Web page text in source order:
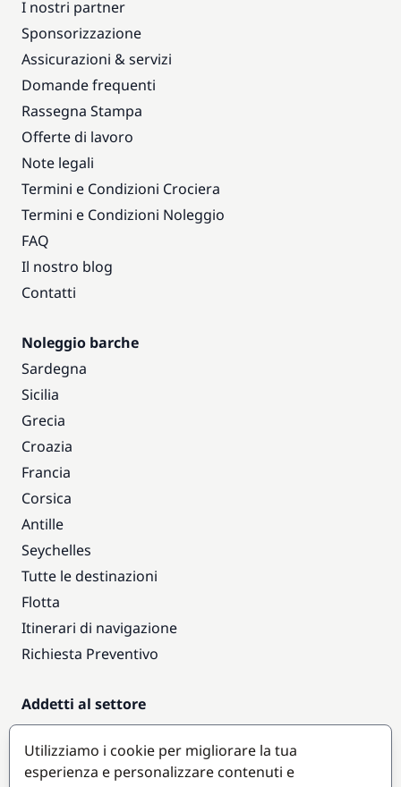
I nostri partner
Sponsorizzazione
Assicurazioni & servizi
Domande frequenti
Rassegna Stampa
Offerte di lavoro
Note legali
Termini e Condizioni Crociera
Termini e Condizioni Noleggio
FAQ
Il nostro blog
Contatti
Noleggio barche
Sardegna
Sicilia
Grecia
Croazia
Francia
Corsica
Antille
Seychelles
Tutte le destinazioni
Flotta
Itinerari di navigazione
Richiesta Preventivo
Addetti al settore
Accesso armatori
Diventare partner
Utilizziamo i cookie per migliorare la tua
esperienza e personalizzare contenuti e